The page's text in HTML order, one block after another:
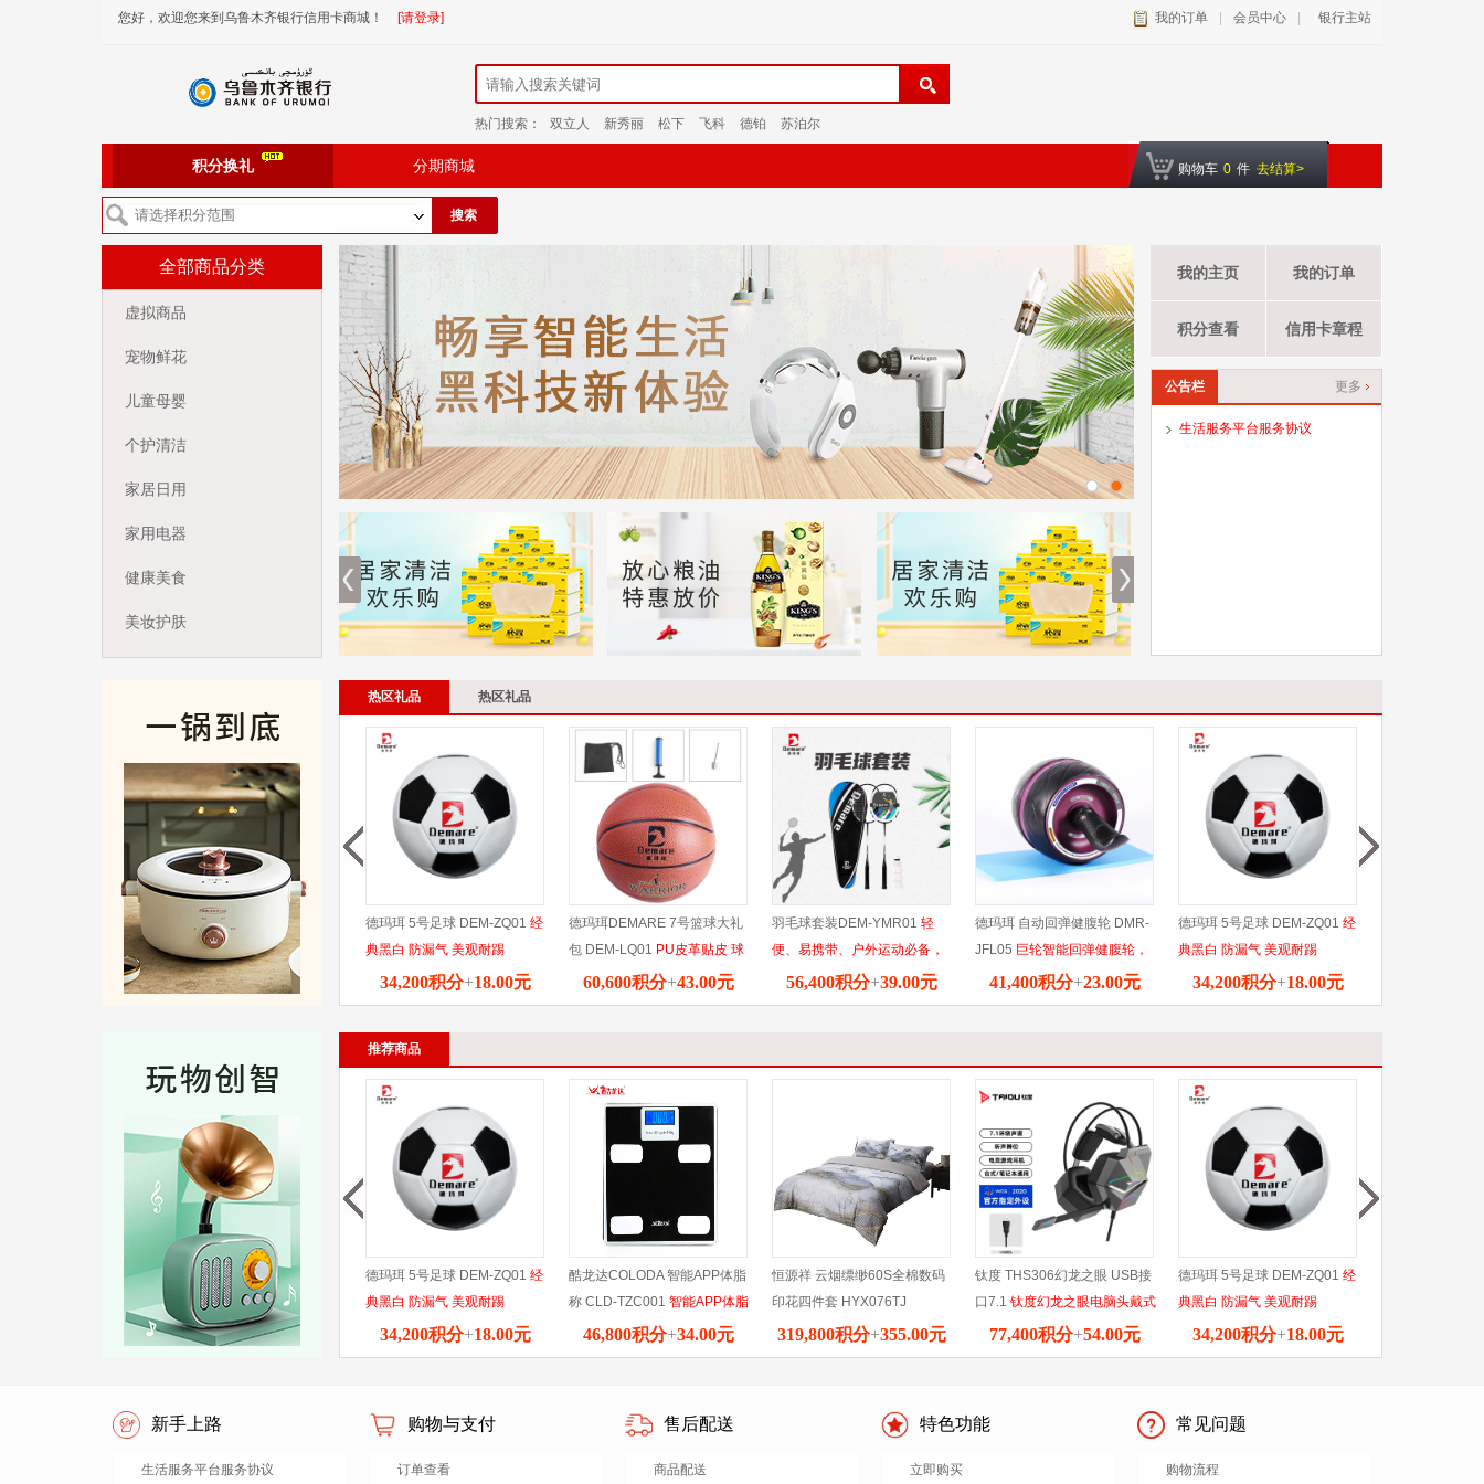
您好，欢迎您来到乌鲁木齐银行信用卡商城！ [请登录] 我的订单 会员中心 银行主站
热门搜索： 双立人 新秀丽 松下 飞科 德铂 苏泊尔
积分换礼 分期商城 购物车 0 件 去结算>
搜索
全部商品分类
虚拟商品
宠物鲜花
儿童母婴
个护清洁
家居日用
家用电器
健康美食
美妆护肤
时尚精品
数码办公
运动休闲
我的主页 我的订单
积分查看 信用卡章程
更多
公告栏
生活服务平台服务协议
热区礼品 热区礼品
德玛珥 5号足球 DEM-ZQ01 经
典黑白 防漏气 美观耐踢
34,200积分+18.00元
德玛珥DEMARE 7号篮球大礼
包 DEM-LQ01 PU皮革贴皮 球
面耐磨室内外通用 全颗粒表层
操控更出色
60,600积分+43.00元
羽毛球套装DEM-YMR01 轻
便、易携带、户外运动必备，
锻炼脑力反应，易于身心健康
56,400积分+39.00元
德玛珥 自动回弹健腹轮 DMR-
JFL05 巨轮智能回弹健腹轮，
宽胎更稳更安全，持久运动，
锻炼肌肉美感！
41,400积分+23.00元
德玛珥 5号足球 DEM-ZQ01 经
典黑白 防漏气 美观耐踢
34,200积分+18.00元
操控更出色
推荐商品
德玛珥 5号足球 DEM-ZQ01 经
典黑白 防漏气 美观耐踢
34,200积分+18.00元
酷龙达COLODA 智能APP体脂
称 CLD-TZC001 智能APP体脂
称，多项数据监测，帮助改善
身材。
46,800积分+34.00元
恒源祥 云烟缥缈60S全棉数码
印花四件套 HYX076TJ
319,800积分+355.00元
钛度 THS306幻龙之眼 USB接
口7.1 钛度幻龙之眼电脑头戴式
耳机7.1声道吃鸡耳麦听声辩位
和平精英职业电竞游戏有线台
77,400积分+54.00元
德玛珥 5号足球 DEM-ZQ01 经
典黑白 防漏气 美观耐踢
34,200积分+18.00元
身材。
新手上路
生活服务平台服务协议
购物与支付
订单查看
售后配送
商品配送
特色功能
立即购买
常见问题
购物流程